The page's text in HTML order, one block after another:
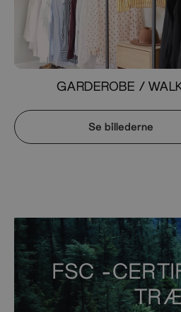
GARDEROBE /
Se billederne
FSC -